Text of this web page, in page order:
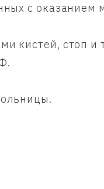
с оказанием
кистей, стоп и